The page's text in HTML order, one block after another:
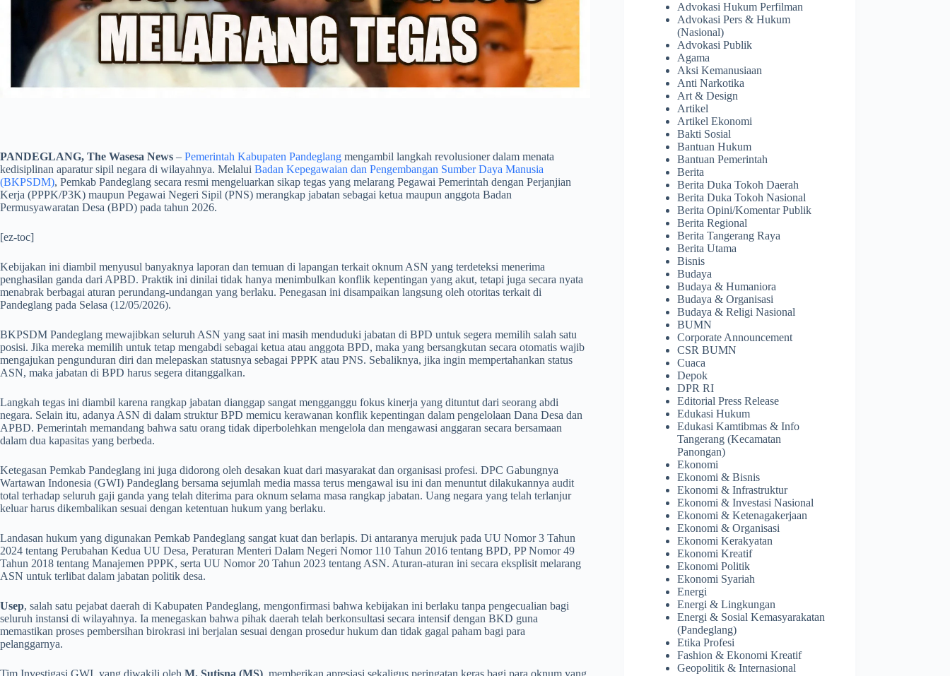
PANDEGLANG, The Wasesa News – Pemerintah Kabupaten Pandeglang mengambil langkah revolusioner dalam menata
kedisiplinan aparatur sipil negara di wilayahnya. Melalui Badan Kepegawaian dan Pengembangan Sumber Daya Manusia
(BKPSDM), Pemkab Pandeglang secara resmi mengeluarkan sikap tegas yang melarang Pegawai Pemerintah dengan Perjanjian
Kerja (PPPK/P3K) maupun Pegawai Negeri Sipil (PNS) merangkap jabatan sebagai ketua maupun anggota Badan
Permusyawaratan Desa (BPD) pada tahun 2026.
[ez-toc]
​Kebijakan ini diambil menyusul banyaknya laporan dan temuan di lapangan terkait oknum ASN yang terdeteksi menerima
penghasilan ganda dari APBD. Praktik ini dinilai tidak hanya menimbulkan konflik kepentingan yang akut, tetapi juga secara nyata
menabrak berbagai aturan perundang-undangan yang berlaku. Penegasan ini disampaikan langsung oleh otoritas terkait di
Pandeglang pada Selasa (12/05/2026).
​BKPSDM Pandeglang mewajibkan seluruh ASN yang saat ini masih menduduki jabatan di BPD untuk segera memilih salah satu
posisi. Jika mereka memilih untuk tetap mengabdi sebagai ketua atau anggota BPD, maka yang bersangkutan secara otomatis wajib
mengajukan pengunduran diri dan melepaskan statusnya sebagai PPPK atau PNS. Sebaliknya, jika ingin mempertahankan status
ASN, maka jabatan di BPD harus segera ditanggalkan.
​Langkah tegas ini diambil karena rangkap jabatan dianggap sangat mengganggu fokus kinerja yang dituntut dari seorang abdi
negara. Selain itu, adanya ASN di dalam struktur BPD memicu kerawanan konflik kepentingan dalam pengelolaan Dana Desa dan
APBD. Pemerintah memandang bahwa satu orang tidak diperbolehkan mengelola dan mengawasi anggaran secara bersamaan
dalam dua kapasitas yang berbeda.
​Ketegasan Pemkab Pandeglang ini juga didorong oleh desakan kuat dari masyarakat dan organisasi profesi. DPC Gabungnya
Wartawan Indonesia (GWI) Pandeglang bersama sejumlah media massa terus mengawal isu ini dan menuntut dilakukannya audit
total terhadap seluruh gaji ganda yang telah diterima para oknum selama masa rangkap jabatan. Uang negara yang telah terlanjur
keluar harus dikembalikan sesuai dengan ketentuan hukum yang berlaku.
​Landasan hukum yang digunakan Pemkab Pandeglang sangat kuat dan berlapis. Di antaranya merujuk pada UU Nomor 3 Tahun
2024 tentang Perubahan Kedua UU Desa, Peraturan Menteri Dalam Negeri Nomor 110 Tahun 2016 tentang BPD, PP Nomor 49
Tahun 2018 tentang Manajemen PPPK, serta UU Nomor 20 Tahun 2023 tentang ASN. Aturan-aturan ini secara eksplisit melarang
ASN untuk terlibat dalam jabatan politik desa.
Usep, salah satu pejabat daerah di Kabupaten Pandeglang, mengonfirmasi bahwa kebijakan ini berlaku tanpa pengecualian bagi
seluruh instansi di wilayahnya. Ia menegaskan bahwa pihak daerah telah berkonsultasi secara intensif dengan BKD guna
memastikan proses pembersihan birokrasi ini berjalan sesuai dengan prosedur hukum dan tidak gagal paham bagi para
pelanggarnya.
Advokasi Hukum Perfilman
Advokasi Pers & Hukum
(Nasional)
Advokasi Publik
Agama
Aksi Kemanusiaan
Anti Narkotika
Art & Design
Artikel
Artikel Ekonomi
Bakti Sosial
Bantuan Hukum
Bantuan Pemerintah
Berita
Berita Duka Tokoh Daerah
Berita Duka Tokoh Nasional
Berita Opini/Komentar Publik
Berita Regional
Berita Tangerang Raya
Berita Utama
Bisnis
Budaya
Budaya & Humaniora
Budaya & Organisasi
Budaya & Religi Nasional
BUMN
Corporate Announcement
CSR BUMN
Cuaca
Depok
DPR RI
Editorial Press Release
Edukasi Hukum
Edukasi Kamtibmas & Info
Tangerang (Kecamatan
Panongan)
Ekonomi
Ekonomi & Bisnis
Ekonomi & Infrastruktur
Ekonomi & Investasi Nasional
Ekonomi & Ketenagakerjaan
Ekonomi & Organisasi
Ekonomi Kerakyatan
Ekonomi Kreatif
Ekonomi Politik
Ekonomi Syariah
Energi
Energi & Lingkungan
Energi & Sosial Kemasyarakatan
(Pandeglang)
Etika Profesi
Fashion & Ekonomi Kreatif
Geopolitik & Internasional